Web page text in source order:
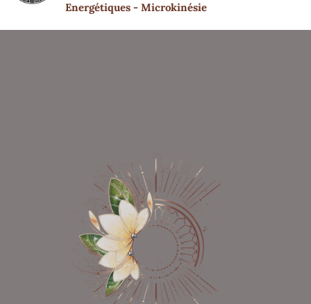
Energétiques - Microkinésie